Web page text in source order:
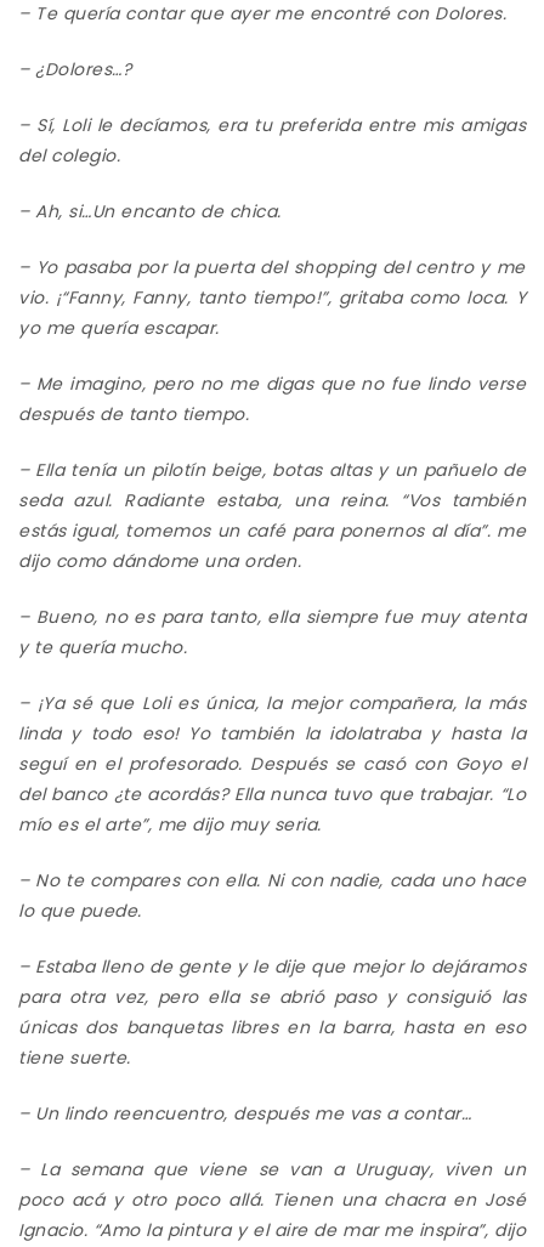
– Te quería contar que ayer me encontré con Dolores.
– ¿Dolores…?
– Sí, Loli le decíamos, era tu preferidaentre mis amigas
del colegio.
– Ah, si…Un encanto de chica.
– Yo pasaba por la puerta del shopping del centro y me
vio. ¡“Fanny, Fanny, tanto tiempo!”, gritaba como loca. Y
yo me quería escapar.
– Me imagino, pero no me digas que no fue lindo verse
después de tanto tiempo.
– Ella teníaun pilotín beige, botas altas y un pañuelo de
seda azul. Radianteestaba, una reina. “Vos también
estás igual, tomemos un café para ponernos al día”. me
dijo como dándome una orden.
– Bueno, no es para tanto, ella siempre fue muy atenta
y te quería mucho.
– ¡Ya sé que Lolies única, la mejor compañera, la más
linda y todo eso! Yo también la idolatrabayhastala
seguí en el profesorado. Despuésse casó con Goyo el
del banco¿te acordás? Ella nunca tuvo que trabajar. “Lo
mío es el arte”, me dijo muy seria.
– Notecomparescon ella. Ni con nadie, cada uno hace
lo que puede.
– Estaba lleno de gente y le dije que mejor lo dejáramos
para otra vez, pero ella se abrió paso y consiguió las
únicas dos banquetas libres en la barra, hasta en eso
tienesuerte.
– Un lindo reencuentro, después me vas a contar…
– La semana que viene se van a Uruguay, vivenun
poco acá y otropoco allá. Tienenuna chacra en José
Ignacio. “Amo la pintura y el aire de mar me inspira”, dijo